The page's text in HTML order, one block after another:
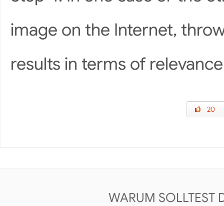
image on the Internet,
results in terms of
20
WARUM SOLLTEST